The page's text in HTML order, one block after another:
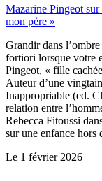
Mazarine Pingeot
mon père »
Grandir dans
fortiori lorsque votre
Pingeot, « fille
Auteur d’une
Inappropriable (ed.
relation entre
Rebecca Fitoussi
sur une enfance hors
Le 1 février 2026